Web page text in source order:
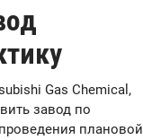
Gas Chemical,
завод по
плановой